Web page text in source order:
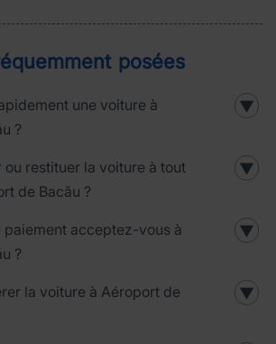
posées
une voiture à
?
▼
restituer la voiture à tout
de Bacău ?
▼
paiement acceptez-vous à
?
▼
la voiture à Aéroport de
▼